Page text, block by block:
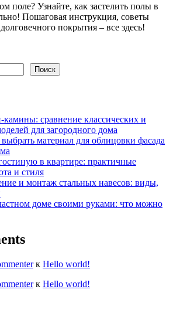
поле? Узнайте, как застелить полы в
Пошаговая инструкция, советы
покрытия – все здесь!
Поиск
сравнение классических и
для загородного дома
материал для облицовки фасада
в квартире: практичные
и стиля
и монтаж стальных навесов: виды,
доме своими руками: что можно
к Hello world!
к Hello world!